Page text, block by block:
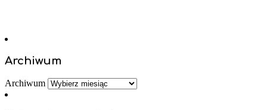
Archiwum
Archiwum